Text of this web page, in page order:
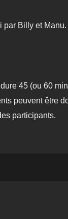
par Billy et Manu.
45 (ou 60
peuvent être
participants.